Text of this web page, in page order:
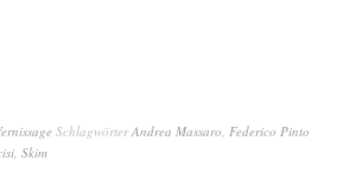
SchlagwörterAndrea Massaro, Federico Pinto
, Skim